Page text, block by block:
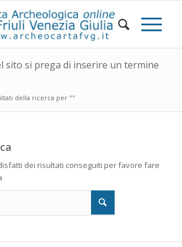
sito si prega di inserire un termine
della ricerca per ""
dei risultati conseguiti per favore fare